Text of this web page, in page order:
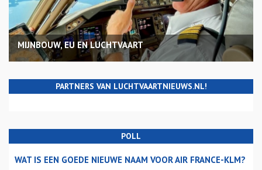
MIJNBOUW, EU EN LUCHTVAART
PARTNERS VAN LUCHTVAARTNIEUWS.NL!
POLL
WAT IS EEN GOEDE NIEUWE NAAM VOOR AIR FRANCE-KLM?